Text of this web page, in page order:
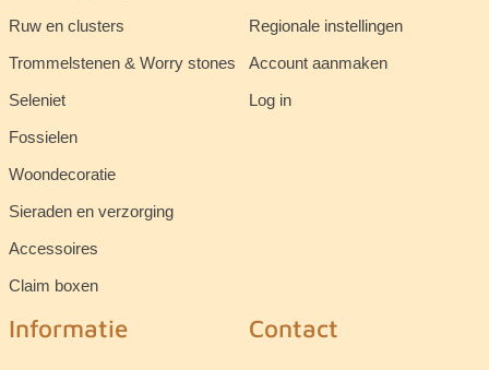
Ruw en clusters
Trommelstenen & Worry stones
Seleniet
Fossielen
Woondecoratie
Sieraden en verzorging
Accessoires
Claim boxen
Regionale instellingen
Account aanmaken
Log in
Informatie Contact